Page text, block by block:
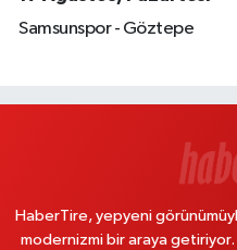
Samsunspor - Göztepe
HaberTire, yepyeni
modernizmi bir araya getiriyor.